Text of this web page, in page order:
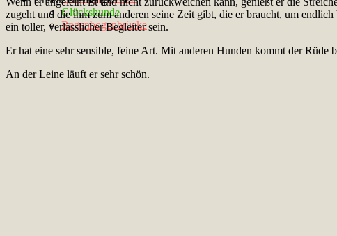
Glückshunde
Regenbogenbrücke
zugeht und die ihm zum anderen seine Zeit gibt, die er braucht, um
ein toller, verlässlicher Begleiter sein.
Er hat eine sehr sensible, feine Art. Mit anderen Hunden kommt der Rüde
An der Leine läuft er sehr schön.